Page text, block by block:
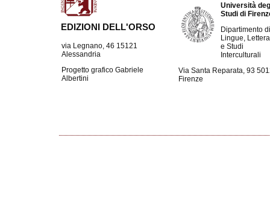
EDIZIONI DELL'ORSO
via Legnano, 46 15121
Alessandria
Progetto grafico Gabriele
Albertini
Università
Studi di
Dipartimento
Lingue,
e Studi
Interculturali
Via Santa Reparata, 93
Firenze